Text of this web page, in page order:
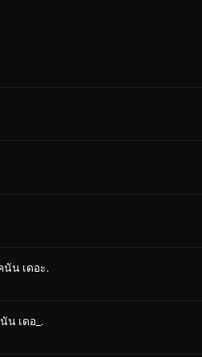
น เดอะ.
น เดอ_.